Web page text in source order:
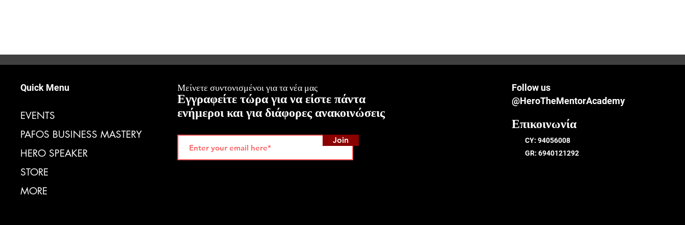
Quick Menu
EVENTS
PAFOS BUSINESS MASTERY
HERO SPEAKER
STORE
MORE
Μείνετε συντονισμένοι για τα νέα μας
Εγγραφείτε τώρα για να είστε πάντα
ενήμεροι και για διάφορες ανακοινώσεις
Join
Follow us
@HeroTheMentorAcademy
Επικοινωνία
CY: 94056008
GR: 6940121292